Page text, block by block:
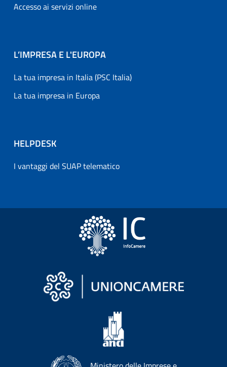
Accesso ai servizi online
L’IMPRESA E L'EUROPA
La tua impresa in Italia (PSC Italia)
La tua impresa in Europa
HELPDESK
I vantaggi del SUAP telematico